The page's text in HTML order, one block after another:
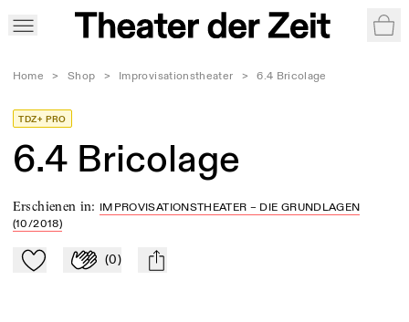
Home > Shop > Improvisationstheater > 6.4 Bricolage
TDZ+ PRO
6.4 Bricolage
Erschienen in: IMPROVISATIONSTHEATER – DIE GRUNDLAGEN
(10/2018)
Zu Mein-TdZ hinzufügen
Applaudieren
(0) mail